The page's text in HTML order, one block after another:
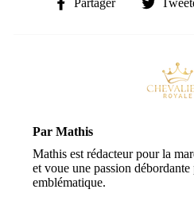
Par Mathis
Mathis est rédacteur pour la
et voue une passion débordante
emblématique.